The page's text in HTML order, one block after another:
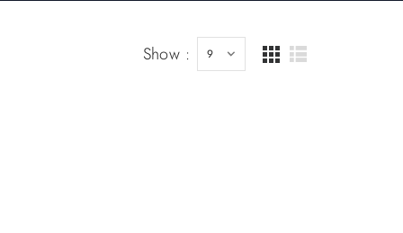
Show :